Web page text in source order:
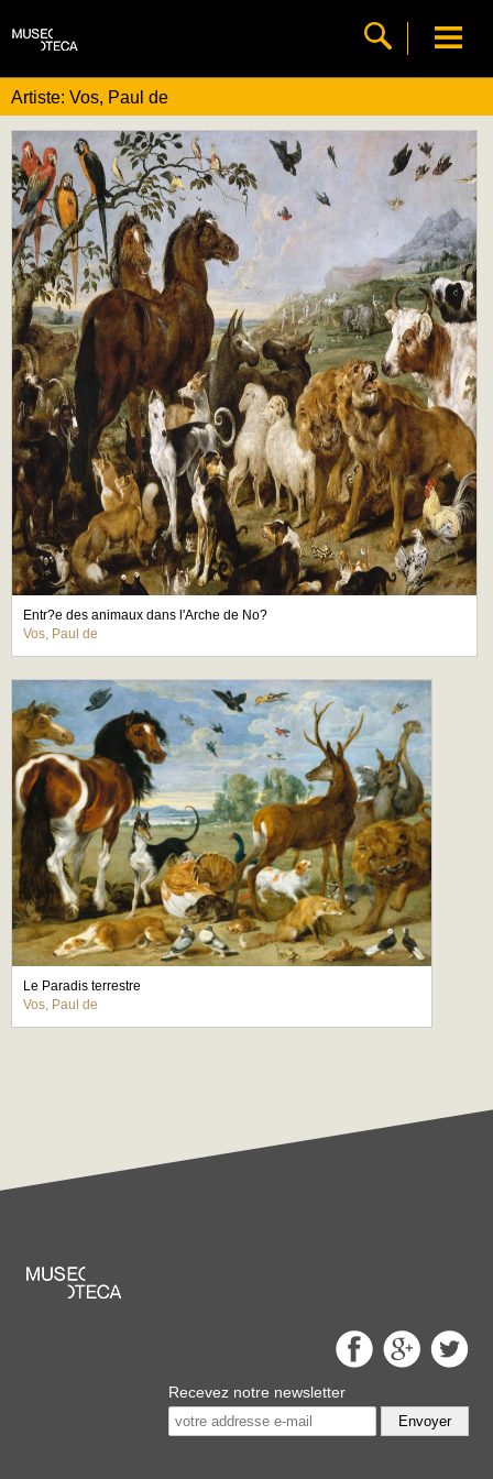
Artiste: Vos, Paul de
Entr?e des animaux dans l'Arche de No?
Vos, Paul de
Le Paradis terrestre
Vos, Paul de
Recevez notre newsletter
Envoyer